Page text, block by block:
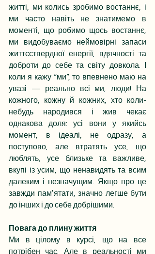
житті, ми колись зробимо востаннє, і
ми часто навіть не знатимемо в
моменті, що робимо щось востаннє,
ми видобуваємо неймовірні запаси
життєствердної енергії, вдячності та
доброти до себе та світу довкола. І
коли я кажу “ми”, то впевнено маю на
увазі — реально всі ми, люди! На
кожного, кожну й кожних, хто коли-
небудь народився і жив чекає
однакова доля: усі вони у якийсь
момент, в ідеалі, не одразу, а
поступово, але втратять усе, що
люблять, усе близьке та важливе,
вкупі із усим, що ненавидять та всим
далеким і незначущим. Якщо про це
завжди памʼятати, значно легше бути
до інших і до себе добрішими.
Повага до плину життя
Ми в цілому в курсі, що на все
потрібен час. Але в реальності ми